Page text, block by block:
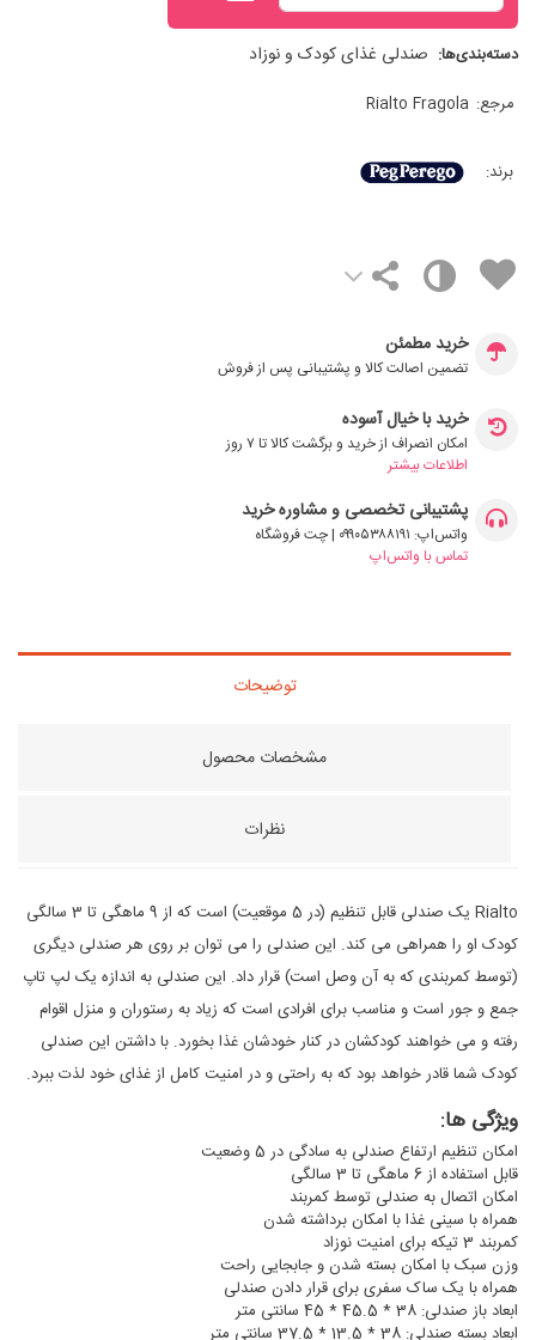
دسته‌بندی‌ها: صندلی غذای کودک و نوزاد
مرجع: Rialto Fragola
برند:
خرید مطمئن
تضمین اصالت کالا و پشتیبانی پس از فروش
خرید با خیال آسوده
امکان انصراف از خرید و برگشت کالا تا ۷ روز
اطلاعات بیشتر
پشتیبانی تخصصی و مشاوره خرید
واتس‌اپ: ۰۹۹۰۵۳۸۸۱۹۱ | چت فروشگاه
تماس با واتس‌اپ
توضیحات
مشخصات محصول
نظرات
Rialto یک صندلی قابل تنظیم (در 5 موقعیت) است که از 9 ماهگی تا 3 سالگی
کودک او را همراهی می کند. این صندلی را می توان بر روی هر صندلی دیگری
(توسط کمربندی که به آن وصل است) قرار داد. این صندلی به اندازه یک لپ تاپ
جمع و جور است و مناسب برای افرادی است که زیاد به رستوران و منزل اقوام
رفته و می خواهند کودکشان در کنار خودشان غذا بخورد. با داشتن این صندلی
کودک شما قادر خواهد بود که به راحتی و در امنیت کامل از غذای خود لذت ببرد.
ویژگی ها:
امکان تنظیم ارتفاع صندلی به سادگی در 5 وضعیت
قابل استفاده از 6 ماهگی تا 3 سالگی
امکان اتصال به صندلی توسط کمربند
همراه با سینی غذا با امکان برداشته شدن
کمربند 3 تیکه برای امنیت نوزاد
وزن سبک با امکان بسته شدن و جابجایی راحت
همراه با یک ساک سفری برای قرار دادن صندلی
ابعاد باز صندلی: 38 * 45.5 * 45 سانتی متر
ابعاد بسته صندلی: 38 * 13.5 * 37.5 سانتی متر